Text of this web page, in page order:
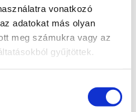
vonatkozó
adatokat más olyan
meg számukra vagy az
gyűjtöttek.